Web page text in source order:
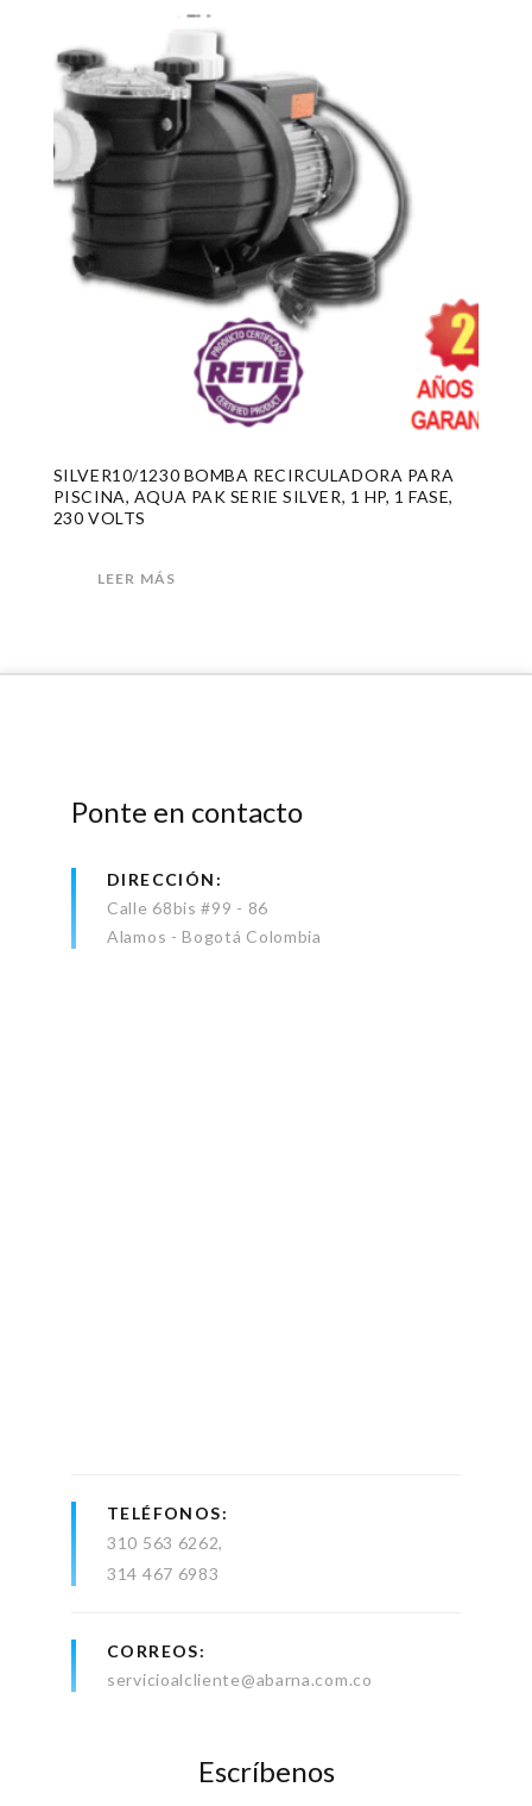
SILVER10/1230 BOMBA RECIRCULADORA PARA
PISCINA, AQUA PAK SERIE SILVER, 1 HP, 1 FASE,
230 VOLTS
LEER MÁS
Ponte en contacto
DIRECCIÓN
Calle 68bis #99 - 86
Alamos - Bogotá Colombia
TELÉFONOS
310 563 6262
314 467 6983
CORREOS
servicioalcliente@abarna.com.co
Escríbenos